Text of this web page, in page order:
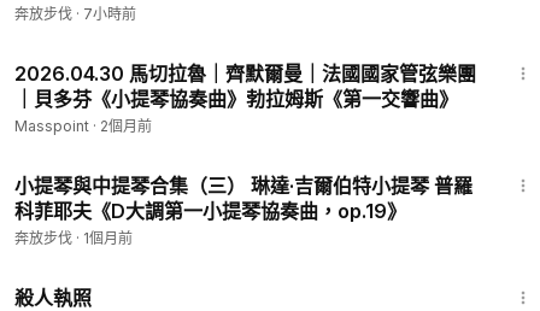
奔放步伐 · 7小時前
2026.04.30 馬切拉魯｜齊默爾曼｜法國國家管弦樂團
｜貝多芬《小提琴協奏曲》勃拉姆斯《第一交響曲》
Masspoint · 2個月前
小提琴與中提琴合集（三） 琳達·吉爾伯特小提琴 普羅
科菲耶夫《D大調第一小提琴協奏曲，op.19》
奔放步伐 · 1個月前
殺人執照